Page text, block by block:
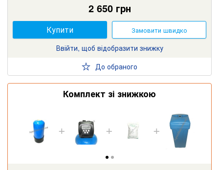
2 650грн
Купити Замовити швидко
Ввійти, щоб відобразити знижку
До обраного
Комплект зі знижкою